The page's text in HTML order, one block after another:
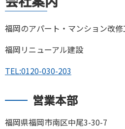
福岡のアパート・マンション改
福岡リニューアル建設
TEL:0120-030-203
営業本部
福岡県福岡市南区中尾3-30-7